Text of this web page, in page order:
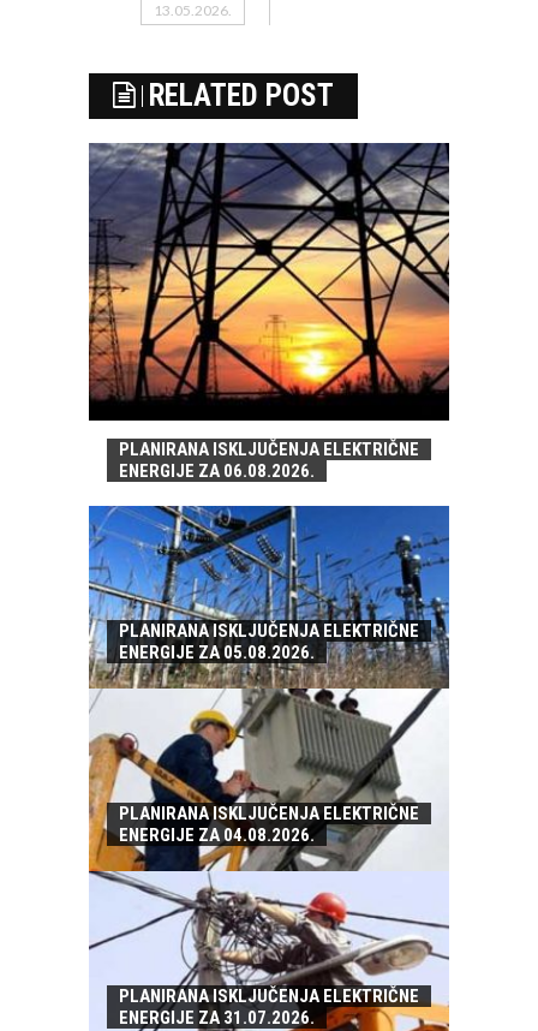
13.05.2026.
RELATED POST
PLANIRANA ISKLJUČENJA ELEKTRIČNE
ENERGIJE ZA 06.08.2026.
PLANIRANA ISKLJUČENJA ELEKTRIČNE
ENERGIJE ZA 05.08.2026.
PLANIRANA ISKLJUČENJA ELEKTRIČNE
ENERGIJE ZA 04.08.2026.
PLANIRANA ISKLJUČENJA ELEKTRIČNE
ENERGIJE ZA 31.07.2026.